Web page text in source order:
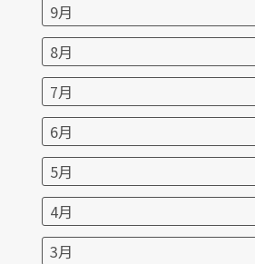
9月
8月
7月
6月
5月
4月
3月